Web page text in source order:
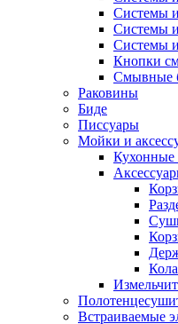
Системы
Системы
Системы
Кнопки
Смывные
Раковины
Биде
Писсуары
Мойки и
Кухонные
Встраиваемые